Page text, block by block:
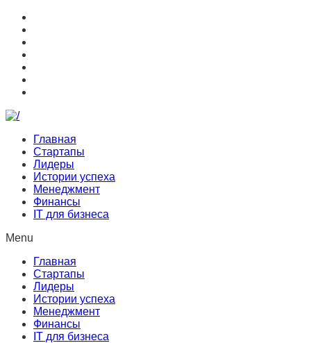
Главная
Стартапы
Лидеры
Истории успеха
Менеджмент
Финансы
IT для бизнеса
Menu
Главная
Стартапы
Лидеры
Истории успеха
Менеджмент
Финансы
IT для бизнеса